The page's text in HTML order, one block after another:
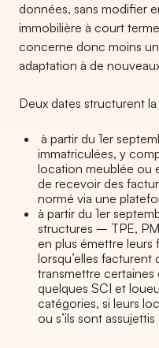
données, sans modifier
immobilière à court
concerne donc moins
adaptation à de
Deux dates structurent
à partir du 1er
immatriculées, y
location meublée ou
de recevoir des
normé via une
à partir du 1er
structures – TPE,
en plus émettre leurs
lorsqu’elles
transmettre certaines
quelques SCI et
catégories, si leurs
ou s’ils sont assujettis